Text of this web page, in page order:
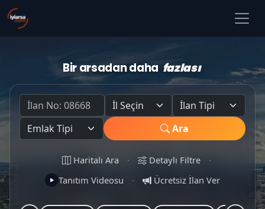
Bir arsadan daha fazlası
Ara
Haritalı Ara · Detaylı Filtre
·
Tanıtım Videosu
· Ücretsiz İlan Ver